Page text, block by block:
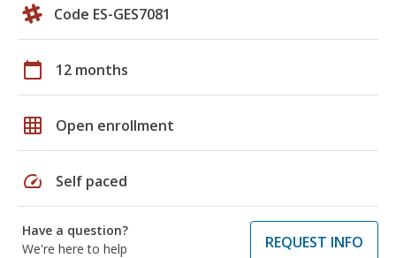
Code ES-GES7081
calendar_today 12 months
grid_on Open enrollment
speed Self paced
Have a question?
We're here to help
REQUEST INFO